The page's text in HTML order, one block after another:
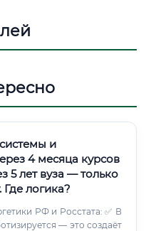
и
4 месяца курсов
5 лет вуза — только
Где логика?
РФ и Росстата: ✅ В
— это создаёт